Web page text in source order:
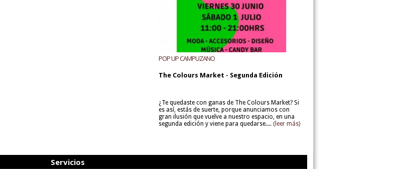
POP UP CAMPUZANO
The Colours Market - Segunda Edición
¿Te quedaste con ganas de The Colours Market? Si
es así, estás de suerte, porque anunciamos con
gran ilusión que vuelve a nuestro espacio, en una
segunda edición y viene para quedarse.... (leer más)
Servicios